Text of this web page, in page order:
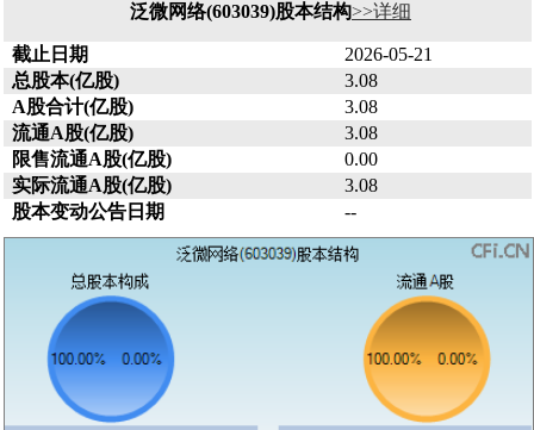
泛微网络(603039)股本结构>>详细
截止日期
2026-05-21
总股本(亿股)
3.08
A股合计(亿股)
3.08
流通A股(亿股)
3.08
限售流通A股(亿股)
0.00
实际流通A股(亿股)
3.08
股本变动公告日期
--